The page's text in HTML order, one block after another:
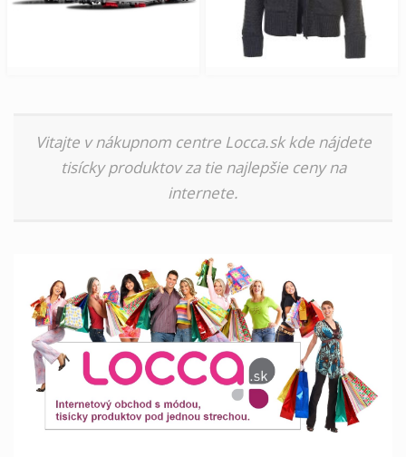
Vitajte v nákupnom centre Locca.sk kde nájdete
tisícky produktov za tie najlepšie ceny na
internete.